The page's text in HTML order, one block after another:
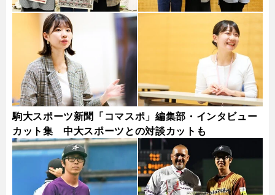
駒大スポーツ新聞「コマスポ」編集部・インタビュー
カット集 中大スポーツとの対談カットも